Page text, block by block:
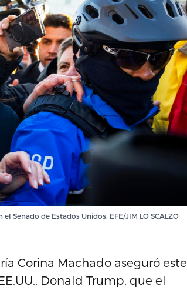
Senado de Estados Unidos. EFE/JIM LO SCALZO
Corina Machado aseguró este
Donald Trump, que el